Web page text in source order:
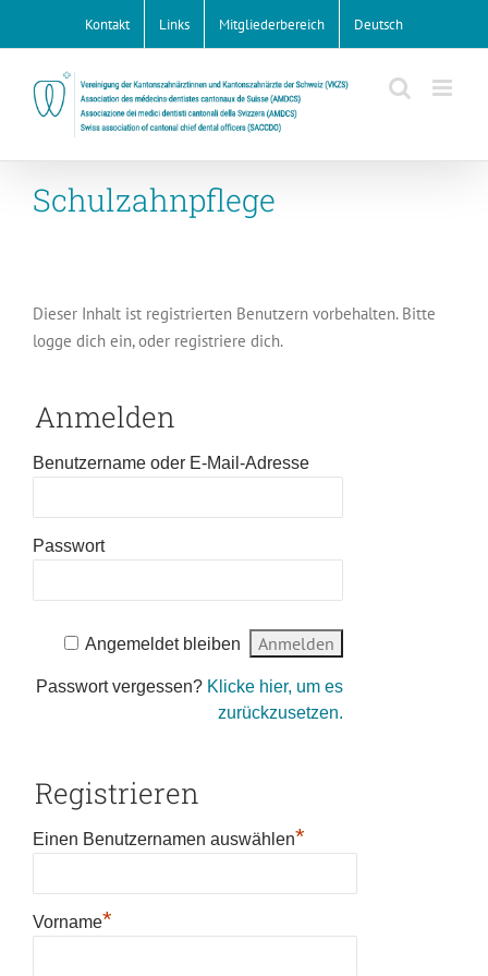
Kontakt Links Mitgliederbereich Deutsch
Schulzahnpflege
Dieser Inhalt ist registrierten Benutzern vorbehalten. Bitte
logge dich ein, oder registriere dich.
Anmelden
Benutzername oder E-Mail-Adresse
Passwort
Angemeldet bleiben
Passwort vergessen? Klicke hier, um es
zurückzusetzen.
Registrieren
Einen Benutzernamen auswählen*
Vorname*